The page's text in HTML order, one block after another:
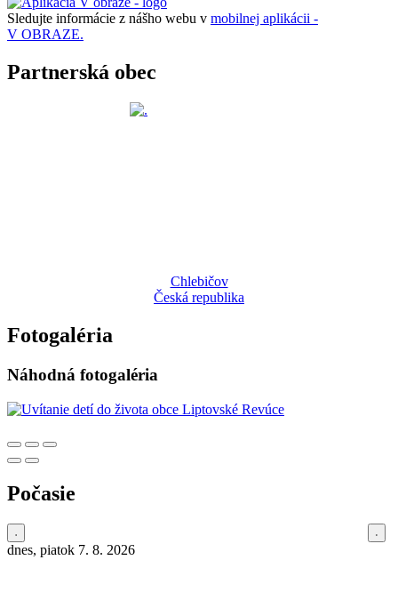
Sledujte informácie z nášho webu v mobilnej aplikácii -
V OBRAZE.
Partnerská obec
Chlebičov
Česká republika
Fotogaléria
Náhodná fotogaléria
Počasie
dnes, piatok 7. 8. 2026